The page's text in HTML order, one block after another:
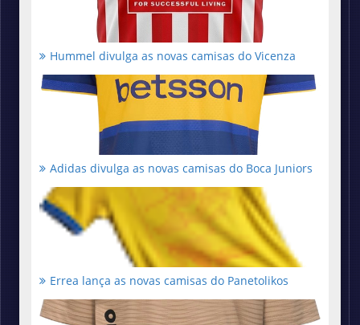
Hummel divulga as novas camisas do Vicenza
Adidas divulga as novas camisas do Boca Juniors
Errea lança as novas camisas do Panetolikos